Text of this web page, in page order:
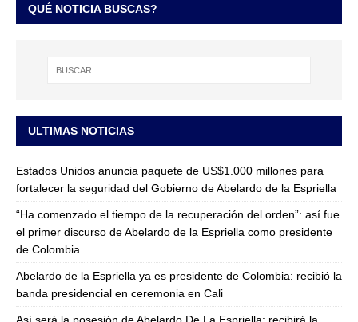
QUÉ NOTICIA BUSCAS?
ULTIMAS NOTICIAS
Estados Unidos anuncia paquete de US$1.000 millones para
fortalecer la seguridad del Gobierno de Abelardo de la Espriella
“Ha comenzado el tiempo de la recuperación del orden”: así fue
el primer discurso de Abelardo de la Espriella como presidente
de Colombia
Abelardo de la Espriella ya es presidente de Colombia: recibió la
banda presidencial en ceremonia en Cali